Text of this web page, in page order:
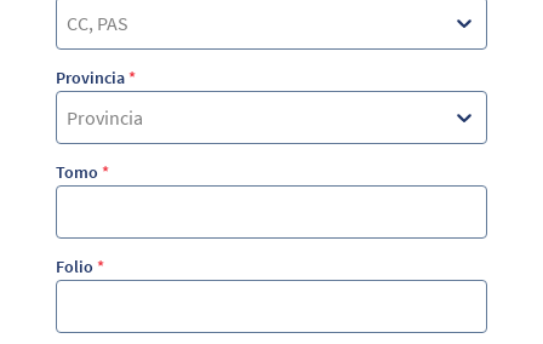
CC, PAS
Provincia*
Provincia
Tomo *
Folio *